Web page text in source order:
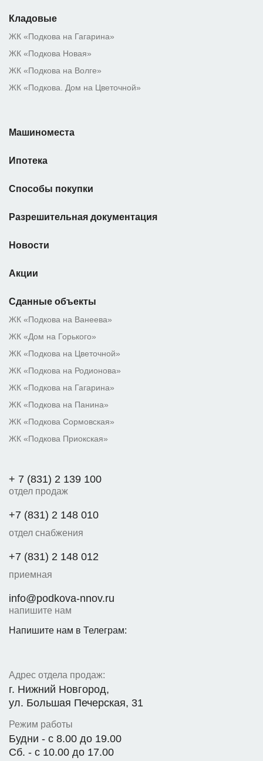
Кладовые
ЖК «Подкова на Гагарина»
ЖК «Подкова Новая»
ЖК «Подкова на Волге»
ЖК «Подкова. Дом на Цветочной»
Машиноместа
Ипотека
Способы покупки
Разрешительная документация
Новости
Акции
Сданные объекты
ЖК «Подкова на Ванеева»
ЖК «Дом на Горького»
ЖК «Подкова на Цветочной»
ЖК «Подкова на Родионова»
ЖК «Подкова на Гагарина»
ЖК «Подкова на Панина»
ЖК «Подкова Сормовская»
ЖК «Подкова Приокская»
+ 7 (831) 2 139 100
отдел продаж
+7 (831) 2 148 010
отдел снабжения
+7 (831) 2 148 012
приемная
info@podkova-nnov.ru
напишите нам
Напишите нам в Телеграм:
Адрес отдела продаж:
г. Нижний Новгород,
ул. Большая Печерская, 31
Режим работы
Будни - с 8.00 до 19.00
Сб. - с 10.00 до 17.00